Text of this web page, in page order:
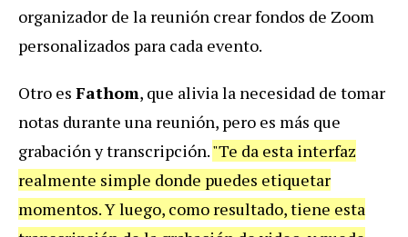
organizador de la reunión crear fondos de Zoom
personalizados para cada evento.
Otro es Fathom, que alivia la necesidad de tomar
notas durante una reunión, pero es más que
grabación y transcripción."Te da esta interfaz
realmente simple donde puedes etiquetar
momentos. Y luego, como resultado, tiene esta